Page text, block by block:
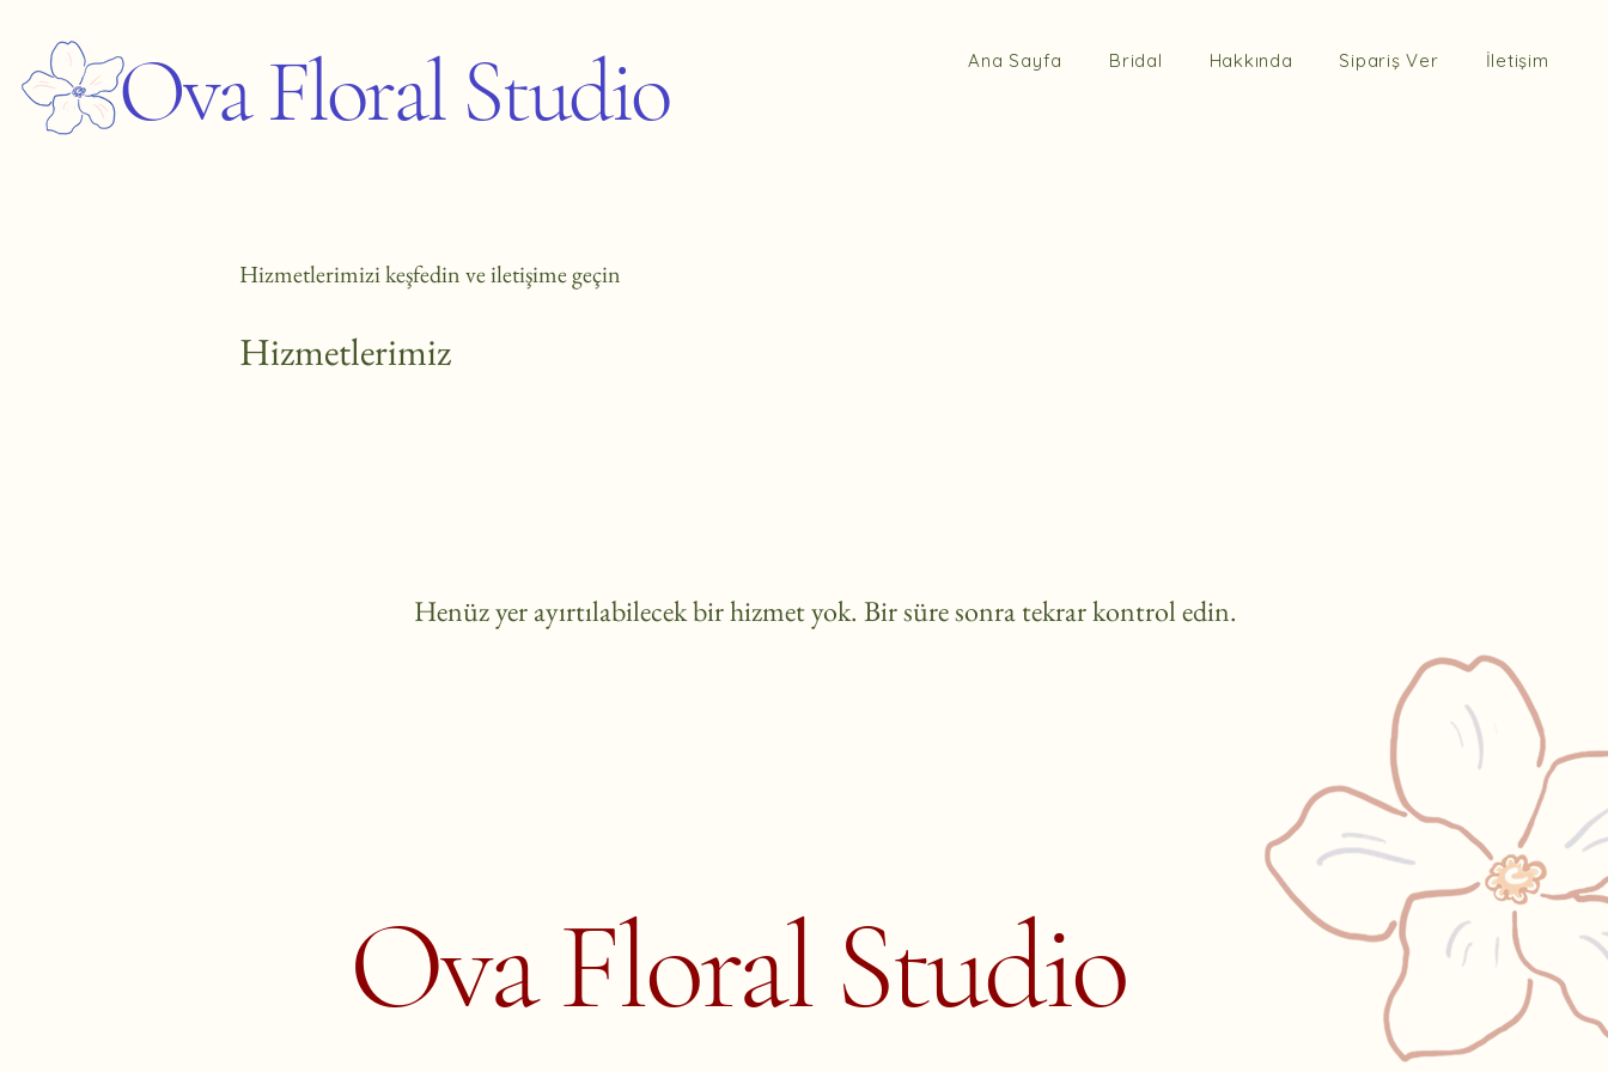
Ova Floral Studio Ana Sayfa Bridal Hakkında Sipariş Ver İletişim
Hizmetlerimizi keşfedin ve iletişime geçin
Hizmetlerimiz
Henüz yer ayırtılabilecek bir hizmet yok. Bir süre sonra tekrar kontrol edin.
Ova Floral Studio